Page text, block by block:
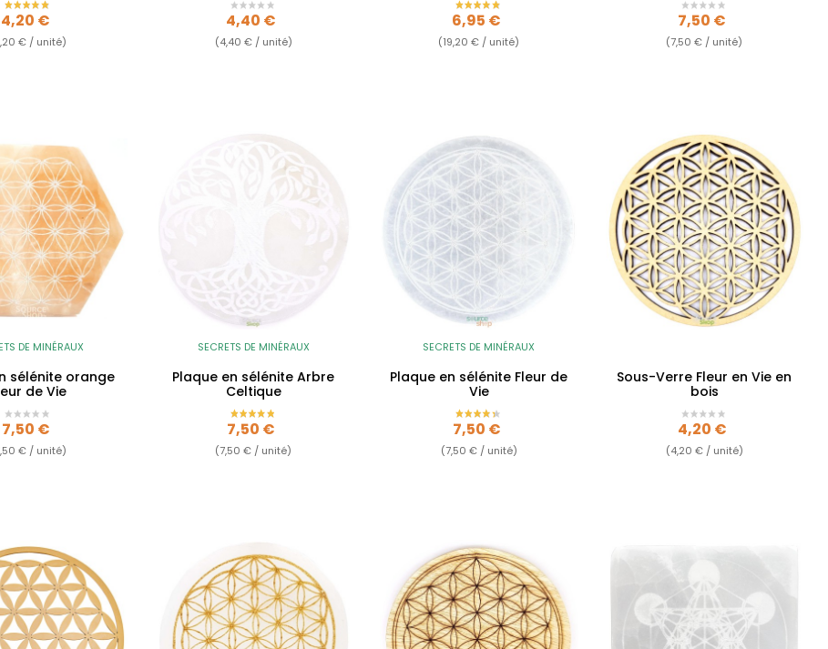
Prix
4,20 €
€ / unité)
Prix
4,40 €
(4,40 € / unité)
Prix
6,95 €
(19,20 € / unité)
Prix
7,50 €
(7,50 € / unité)
DE MINÉRAUX
sélénite orange
de Vie
Prix
7,50 €
€ / unité)
SECRETS DE MINÉRAUX
Plaque en sélénite Arbre
Celtique
Prix
7,50 €
(7,50 € / unité)
SECRETS DE MINÉRAUX
Plaque en sélénite Fleur de
Vie
Prix
7,50 €
(7,50 € / unité)
Sous-Verre Fleur en Vie en
bois
Prix
4,20 €
(4,20 € / unité)